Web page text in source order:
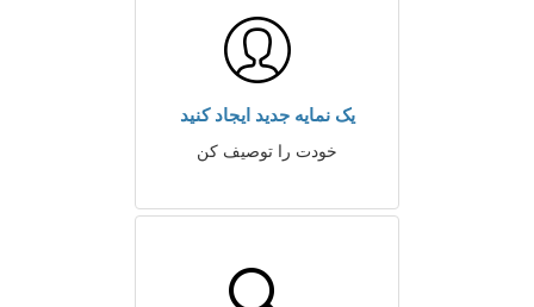
یک نمایه جدید ایجاد کنید
خودت را توصیف کن